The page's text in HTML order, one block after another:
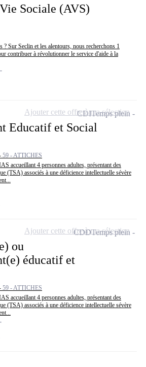
Sociale (AVS)
? Sur Seclin et les alentours, nous recherchons 1
contribuer à révolutionner le service d'aide à la
Educatif et Social
59 - ATTICHES
accueillant 4 personnes adultes, présentant des
(TSA) associés à une déficience intellectuelle sévère
CDITemps plein
Ajouter cette offre à ma sélection
ou
éducatif et
59 - ATTICHES
accueillant 4 personnes adultes, présentant des
(TSA) associés à une déficience intellectuelle sévère
CDDTemps plein
Ajouter cette offre à ma sélection